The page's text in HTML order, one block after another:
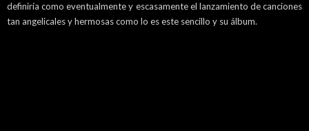
definiría como eventualmente y escasamente el lanzamiento de canciones
tan angelicales y hermosas como lo es este sencillo y su álbum.